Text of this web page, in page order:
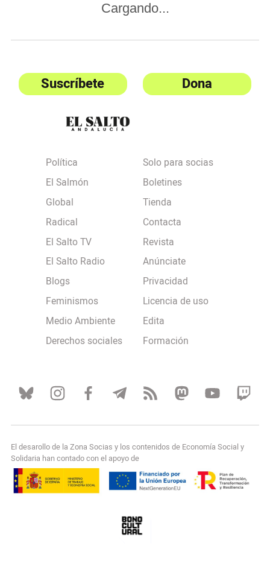
Cargando...
Suscríbete Dona
Política
El Salmón
Global
Radical
El Salto TV
El Salto Radio
Blogs
Feminismos
Medio Ambiente
Derechos sociales
Solo para socias
Boletines
Tienda
Contacta
Revista
Anúnciate
Privacidad
Licencia de uso
Edita
Formación
El desarollo de la Zona Socias y los contenidos de Economía Social y
Solidaria han contado con el apoyo de